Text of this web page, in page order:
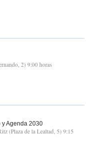
2) 9:00 horas
y Agenda 2030
(Plaza de la Lealtad, 5) 9:15